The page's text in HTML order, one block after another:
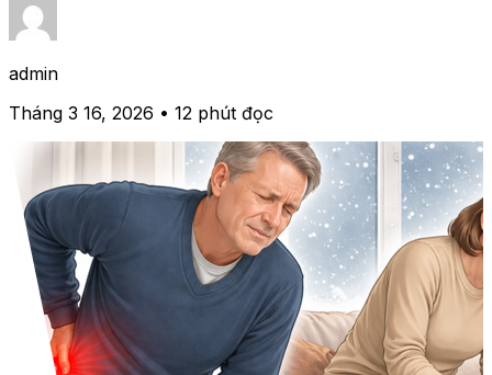
admin
Tháng 3 16, 2026 • 12 phút đọc